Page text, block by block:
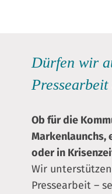
Dürfen wir
Ob für die
Markenlaunchs,
oder in
Wir
Pressearbeit –